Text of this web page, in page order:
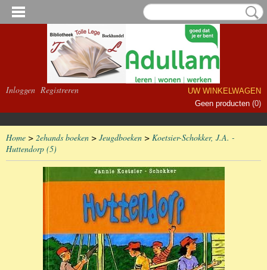
Inloggen Registreren
UW WINKELWAGEN
Geen producten (0)
Home > 2ehands boeken > Jeugdboeken > Koetsier-Schokker, J.A. -
Huttendorp (5)